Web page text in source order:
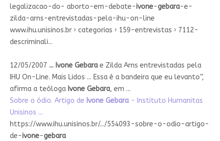
legalizacao-do- aborto-em-debate-ivone-gebara-e-
zilda-arns-entrevistadas-pela-ihu-on-line
www.ihu.unisinos.br › categorias › 159-entrevistas › 7112-
descriminali...
12/05/2007 ... Ivone Gebarae Zilda Arns entrevistadas pela
IHU On-Line. Mais Lidos ... Essa é a bandeira que eu levanto”,
afirma a teóloga Ivone Gebara, em ...
Sobre o ódio. Artigo de Ivone Gebara- Instituto Humanitas
Unisinos ...
https://www.ihu.unisinos.br/.../554093-sobre-o-odio-artigo-
de-ivone-gebara